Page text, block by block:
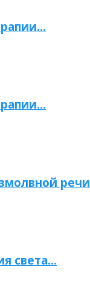
света…